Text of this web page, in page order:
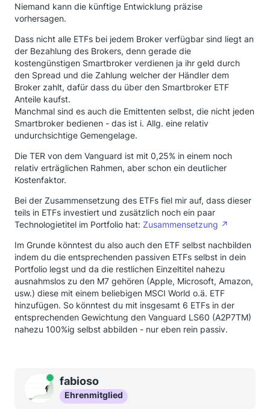
Niemand kann die künftige Entwicklung präzise
vorhersagen.
Dass nicht alle ETFs bei jedem Broker verfügbar sind liegt an
der Bezahlung des Brokers, denn gerade die
kostengünstigen Smartbroker verdienen ja ihr geld durch
den Spread und die Zahlung welcher der Händler dem
Broker zahlt, dafür dass du über den Smartbroker ETF
Anteile kaufst.
Manchmal sind es auch die Emittenten selbst, die nicht jeden
Smartbroker bedienen - das ist i. Allg. eine relativ
undurchsichtige Gemengelage.
Die TER von dem Vanguard ist mit 0,25% in einem noch
relativ erträglichen Rahmen, aber schon ein deutlicher
Kostenfaktor.
Bei der Zusammensetzung des ETFs fiel mir auf, dass dieser
teils in ETFs investiert und zusätzlich noch ein paar
Technologietitel im Portfolio hat: Zusammensetzung
Im Grunde könntest du also auch den ETF selbst nachbilden
indem du die entsprechenden passiven ETFs selbst in dein
Portfolio legst und da die restlichen Einzeltitel nahezu
ausnahmslos zu den M7 gehören (Apple, Microsoft, Amazon,
usw.) diese mit einem beliebigen MSCI World o.ä. ETF
hinzufügen. So könntest du mit insgesamt 6 ETFs in der
entsprechenden Gewichtung den Vanguard LS60 (A2P7TM)
nahezu 100%ig selbst abbilden - nur eben rein passiv.
Onlinefabioso
Ehrenmitglied